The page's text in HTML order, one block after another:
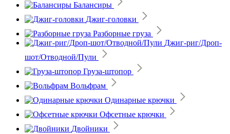
Балансиры
Джиг-головки
Разборные груза
Джиг-риг/Дроп-
шот/Отводной/Пули
Груза-штопор
Вольфрам
Одинарные крючки
Офсетные крючки
Двойники